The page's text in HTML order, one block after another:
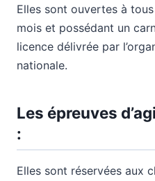
Elles sont ouvertes à
mois et possédant un
licence délivrée par
nationale.
Les épreuves
:
Elles sont réservées aux